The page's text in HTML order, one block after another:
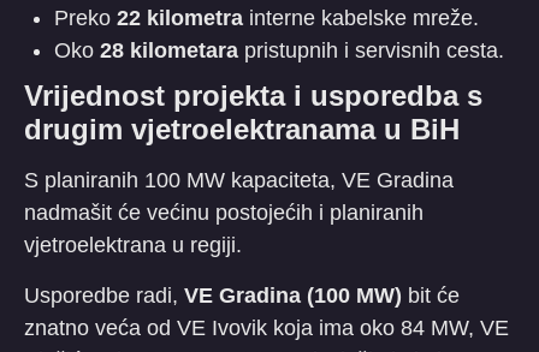
​Preko 22 kilometra interne kabelske mreže.
​Oko 28 kilometara pristupnih i servisnih cesta.
​Vrijednost projekta i usporedba s
drugim vjetroelektranama u BiH
​S planiranih 100 MW kapaciteta, VE Gradina
nadmašit će većinu postojećih i planiranih
vjetroelektrana u regiji.
​Usporedbe radi, VE Gradina (100 MW) bit će
znatno veća od VE Ivovik koja ima oko 84 MW, VE